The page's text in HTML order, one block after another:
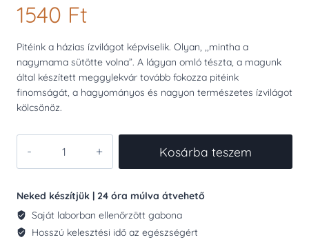
1540 Ft
Pitéink a házias ízvilágot képviselik. Olyan, ,,mintha a
nagymama sütötte volna”. A lágyan omló tészta, a magunk
által készített meggylekvár tovább fokozza pitéink
finomságát, a hagyományos és nagyon természetes ízvilágot
kölcsönöz.
MEGGYES
mennyiség
Kosárba teszem
Neked készítjük | 24 óra múlva átvehető
Saját laborban ellenőrzött gabona
Hosszú kelesztési idő az egészségért